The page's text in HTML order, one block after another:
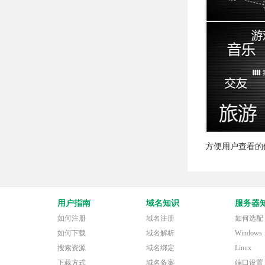
方便用户查看
用户指南
如何注册
如何下载
搜索资源
下载方式
域名知识
域名注册
域名解析
域名绑定
域名备案
服务器
如何选配
Windows
Linux
端口设置